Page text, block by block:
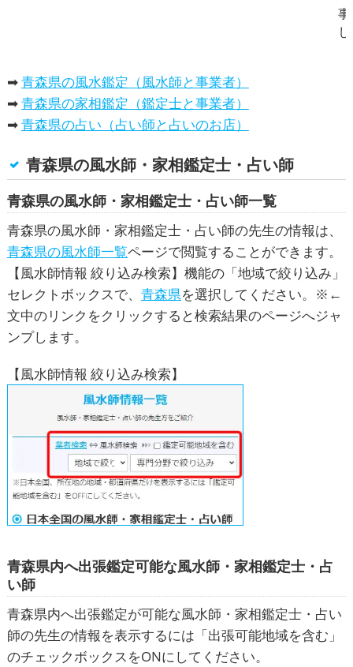
➡青森県の風水鑑定（風水師と事業者）
➡青森県の家相鑑定（鑑定士と事業者）
➡青森県の占い（占い師と占いのお店）
青森県の風水師・家相鑑定士・占い師
青森県の風水師・家相鑑定士・占い師一覧
青森県の風水師・家相鑑定士・占い師の先生の情報は、
青森県の風水師一覧ページで閲覧することができます。
【風水師情報 絞り込み検索】機能の「地域で絞り込み」
セレクトボックスで、 青森県を選択してください。※←
文中のリンクをクリックすると検索結果のページへジャ
ンプします。
【風水師情報 絞り込み検索】
青森県内へ出張鑑定可能な風水師・家相鑑定士・占
い師
青森県内へ出張鑑定が可能な風水師・家相鑑定士・占い
師の先生の情報を表示するには「出張可能地域を含む」
のチェックボックスをONにしてください。